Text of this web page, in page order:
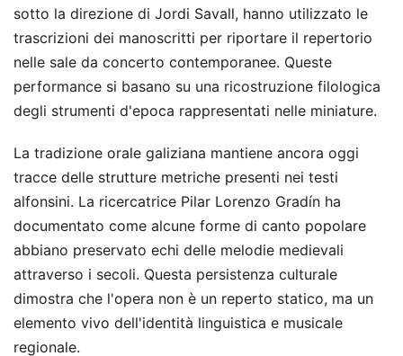
sotto la direzione di Jordi Savall, hanno utilizzato le
trascrizioni dei manoscritti per riportare il repertorio
nelle sale da concerto contemporanee. Queste
performance si basano su una ricostruzione filologica
degli strumenti d'epoca rappresentati nelle miniature.
La tradizione orale galiziana mantiene ancora oggi
tracce delle strutture metriche presenti nei testi
alfonsini. La ricercatrice Pilar Lorenzo Gradín ha
documentato come alcune forme di canto popolare
abbiano preservato echi delle melodie medievali
attraverso i secoli. Questa persistenza culturale
dimostra che l'opera non è un reperto statico, ma un
elemento vivo dell'identità linguistica e musicale
regionale.